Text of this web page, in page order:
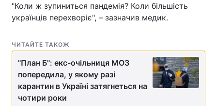
"Коли ж зупиниться пандемія? Коли більшість
українців перехворіє", – зазначив медик.
ЧИТАЙТЕ ТАКОЖ
"План Б": екс-очільниця МОЗ
попередила, у якому разі
карантин в Україні затягнеться на
чотири роки